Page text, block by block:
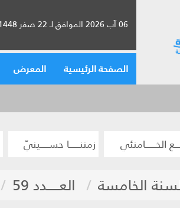
06 آب 2026 الموافق لـ 22 صفر 1448
الصفحة الرئيسية المعرض
الخــــــامنئي زمننــــــا حســـــينيّ
الخامسة العـــــدد 59